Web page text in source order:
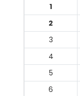
1
2
3
4
5
6